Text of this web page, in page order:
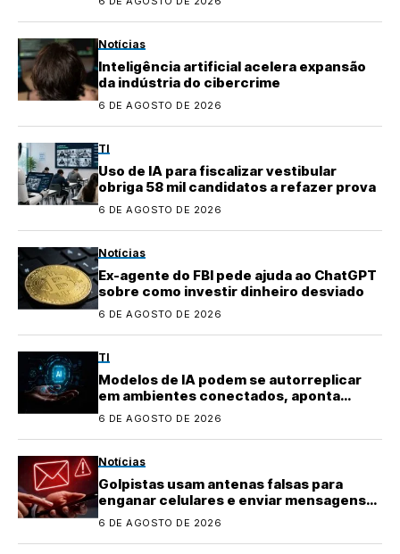
Notícias
Inteligência artificial acelera expansão
da indústria do cibercrime
6 DE AGOSTO DE 2026
TI
Uso de IA para fiscalizar vestibular
obriga 58 mil candidatos a refazer prova
6 DE AGOSTO DE 2026
Notícias
Ex-agente do FBI pede ajuda ao ChatGPT
sobre como investir dinheiro desviado
6 DE AGOSTO DE 2026
TI
Modelos de IA podem se autorreplicar
em ambientes conectados, aponta
pesquisa
6 DE AGOSTO DE 2026
Notícias
Golpistas usam antenas falsas para
enganar celulares e enviar mensagens
fraudulentas
6 DE AGOSTO DE 2026